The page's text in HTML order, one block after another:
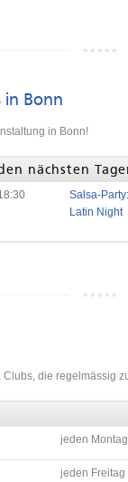
in Bonn
in Bonn!
nächsten
Salsa-Party:
Latin Night
Clubs, die regelmässig
jeden
jeden